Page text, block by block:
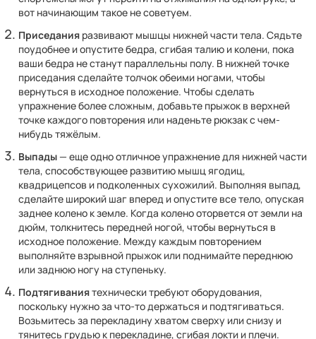
вот начинающим такое не советуем.
Приседания развивают мышцы нижней части тела. Сядьте
поудобнее и опустите бедра, сгибая талию и колени, пока
ваши бедра не станут параллельны полу. В нижней точке
приседания сделайте толчок обеими ногами, чтобы
вернуться в исходное положение. Чтобы сделать
упражнение более сложным, добавьте прыжок в верхней
точке каждого повторения или наденьте рюкзак с чем-
нибудь тяжёлым.
Выпады— еще одно отличное упражнение для нижней части
тела, способствующее развитию мышц ягодиц,
квадрицепсов и подколенных сухожилий. Выполняя выпад,
сделайте широкий шаг вперед и опустите все тело, опуская
заднее колено к земле. Когда колено оторвется от земли на
дюйм, толкнитесь передней ногой, чтобы вернуться в
исходное положение. Между каждым повторением
выполняйте взрывной прыжок или поднимайте переднюю
или заднюю ногу на ступеньку.
Подтягиваниятехнически требуют оборудования,
поскольку нужно за что-то держаться и подтягиваться.
Возьмитесь за перекладину хватом сверху или снизу и
тянитесь грудью к перекладине, сгибая локти и плечи.